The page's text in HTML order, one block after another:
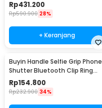
Rp431.200
Rp590.900 28%
+ Keranjang
Buyin Handle Selfie Grip Phone
Shutter Bluetooth Clip Ring
Light - PH-30D
Rp154.800
Rp232.900 34%